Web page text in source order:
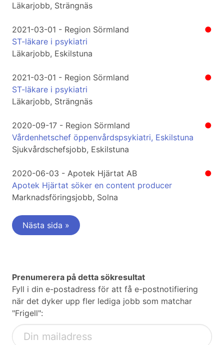
Läkarjobb, Strängnäs
●
2021-03-01 - Region Sörmland
ST-läkare i psykiatri
Läkarjobb, Eskilstuna
●
2021-03-01 - Region Sörmland
ST-läkare i psykiatri
Läkarjobb, Strängnäs
●
2020-09-17 - Region Sörmland
Vårdenhetschef öppenvårdspsykiatri, Eskilstuna
Sjukvårdschefsjobb, Eskilstuna
●
2020-06-03 - Apotek Hjärtat AB
Apotek Hjärtat söker en content producer
Marknadsföringsjobb, Solna
Nästa sida »
Prenumerera på detta sökresultat
Fyll i din e-postadress för att få e-postnotifiering
när det dyker upp fler lediga jobb som matchar
"Frigell":